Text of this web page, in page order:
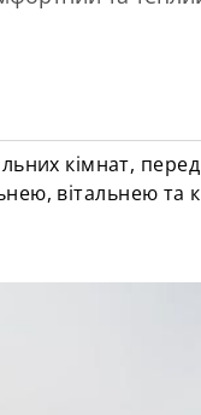
кімнат,
, вітальнею та